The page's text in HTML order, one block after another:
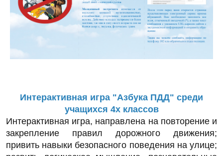
Интерактивная игра "Азбука ПДД" среди
учащихся 4х классов
Интерактивная игра, направлена на повторение и
закрепление правил дорожного движения;
привить навыки безопасного поведения на улице;